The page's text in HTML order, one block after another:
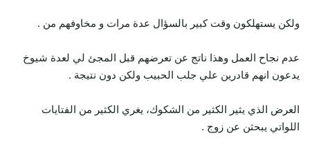
ولكن يستهلكون وقت كبير بالسؤال عدة مرات و مخاوفهم من .
عدم نجاح العمل وهذا ناتج عن تعرضهم قبل المجئ لي لعدة شيوخ
يدعون انهم قادرين علي جلب الحبيب ولكن دون نتيجة .
العرض الذي يثير الكثير من الشكوك، يغري الكثير من الفتايات
اللواتي يبحثن عن زوج .